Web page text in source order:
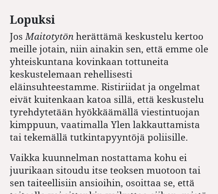
Lopuksi
JosMaitotytön herättämä keskustelu kertoo
meille jotain, niin ainakin sen, että emme ole
yhteiskuntana kovinkaan tottuneita
keskustelemaan rehellisesti
eläinsuhteestamme. Ristiriidat ja ongelmat
eivät kuitenkaan katoa sillä, että keskustelu
tyrehdytetään hyökkäämällä viestintuojan
kimppuun, vaatimalla Ylen lakkauttamista
tai tekemällä tutkintapyyntöjä poliisille.
Vaikka kuunnelman nostattama kohu ei
juurikaan sitoudu itse teoksen muotoon tai
sen taiteellisiin ansioihin, osoittaa se, että